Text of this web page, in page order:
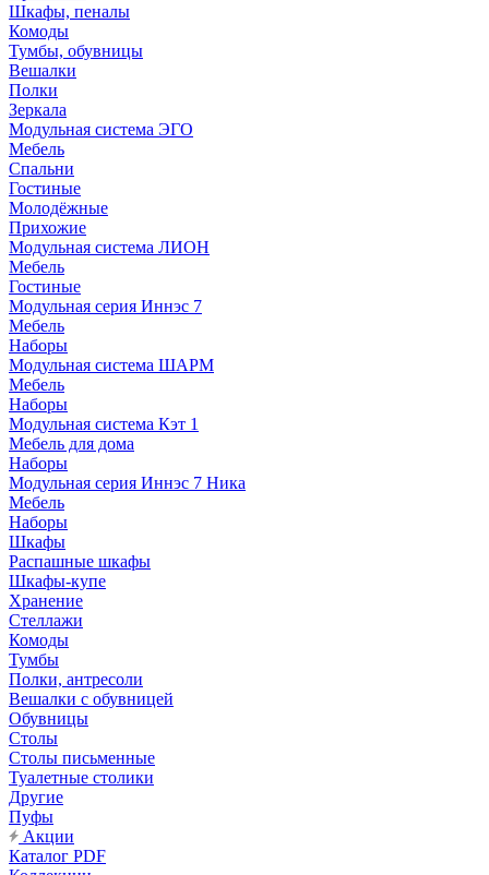
Шкафы, пеналы
Комоды
Тумбы, обувницы
Вешалки
Полки
Зеркала
Модульная система ЭГО
Мебель
Спальни
Гостиные
Молодёжные
Прихожие
Модульная система ЛИОН
Мебель
Гостиные
Модульная серия Иннэс 7
Мебель
Наборы
Модульная система ШАРМ
Мебель
Наборы
Модульная система Кэт 1
Мебель для дома
Наборы
Модульная серия Иннэс 7 Ника
Мебель
Наборы
Шкафы
Распашные шкафы
Шкафы-купе
Хранение
Стеллажи
Комоды
Тумбы
Полки, антресоли
Вешалки с обувницей
Обувницы
Столы
Столы письменные
Туалетные столики
Другие
Пуфы
Акции
Каталог PDF